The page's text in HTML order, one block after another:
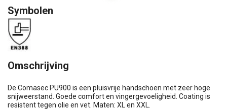
Symbolen
Omschrijving
De Comasec PU900 is een pluisvrije handschoen met zeer hoge
snijweerstand. Goede comfort en vingergevoeligheid. Coating is
resistent tegen olie en vet. Maten: XL en XXL.